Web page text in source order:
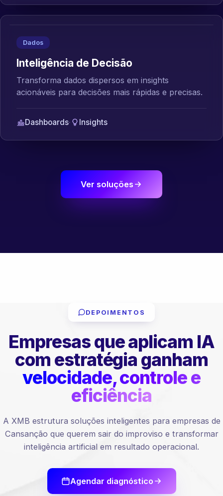
Dados
Inteligência de Decisão
Transforma dados dispersos em insights
acionáveis para decisões mais rápidas e precisas.
Dashboards· Insights
Ver soluções
DEPOIMENTOS
Empresas que aplicam IA
com estratégia ganham
velocidade, controle e
eficiência
A XMB estrutura soluções inteligentes para empresas de
Cansanção que querem sair do improviso e transformar
inteligência artificial em resultado operacional.
Agendar diagnóstico